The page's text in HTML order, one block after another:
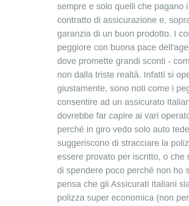
sempre e solo quelli che pagano
contratto di assicurazione e,
garanzia di un buon prodotto. I
peggiore con buona pace
dove promette grandi sconti -
non dalla triste realtà. Infatti si
giustamente, sono noti come i
consentire ad un assicurato
dovrebbe far capire ai vari
perché in giro vedo solo auto
suggeriscono di stracciare la
essere provato per iscritto, o
di spendere poco perché non ho
pensa che gli Assicurati Italiani
polizza super economica (non